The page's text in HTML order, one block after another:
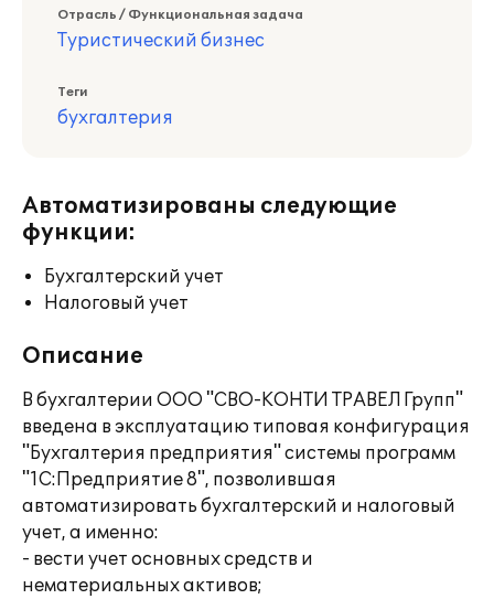
Отрасль / Функциональная задача
Туристический бизнес
Теги
бухгалтерия
Автоматизированы следующие
функции:
Бухгалтерский учет
Налоговый учет
Описание
В бухгалтерии ООО "СВО-КОНТИ ТРАВЕЛ Групп"
введена в эксплуатацию типовая конфигурация
"Бухгалтерия предприятия" системы программ
"1С:Предприятие 8", позволившая
автоматизировать бухгалтерский и налоговый
учет, а именно:
- вести учет основных средств и
нематериальных активов;